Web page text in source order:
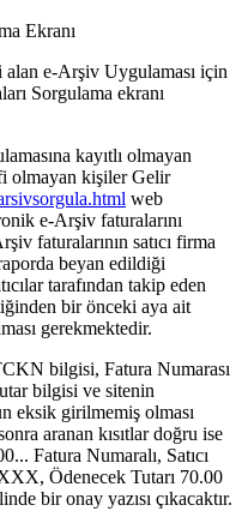
Ekranı
alan e-Arşiv Uygulaması için
Sorgulama ekranı
kayıtlı olmayan
olmayan kişiler Gelir
web
e-Arşiv faturalarını
faturalarının satıcı firma
beyan edildiği
tarafından takip eden
bir önceki aya ait
gerekmektedir.
bilgisi, Fatura Numarası
bilgisi ve sitenin
eksik girilmemiş olması
aranan kısıtlar doğru ise
Fatura Numaralı, Satıcı
Ödenecek Tutarı 70.00
bir onay yazısı çıkacaktır.